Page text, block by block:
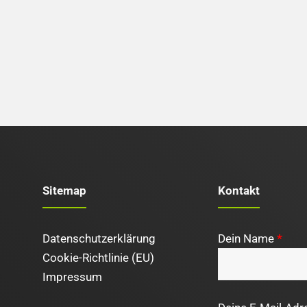
Sitemap
Datenschutzerklärung
Cookie-Richtlinie (EU)
Impressum
Kontakt
Dein Name *